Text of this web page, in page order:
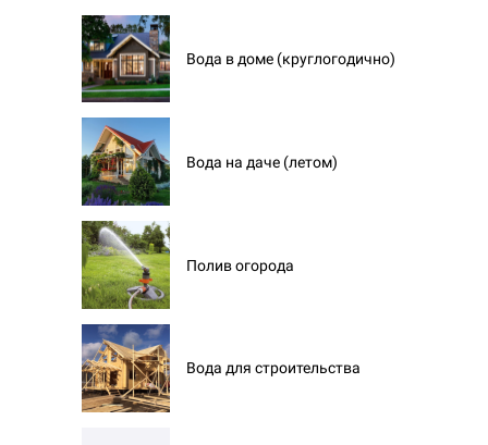
Вода в доме (круглогодично)
Вода на даче (летом)
Полив огорода
Вода для строительства